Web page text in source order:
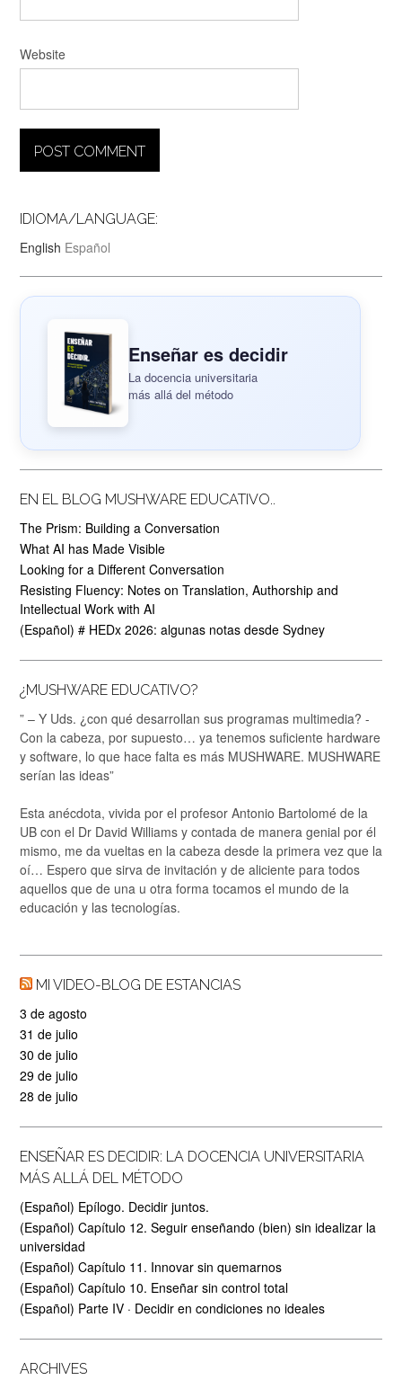
Website
IDIOMA/LANGUAGE:
English Español
Enseñar es decidir
La docencia universitaria
más allá del método
EN EL BLOG MUSHWARE EDUCATIVO..
The Prism: Building a Conversation
What AI has Made Visible
Looking for a Different Conversation
Resisting Fluency: Notes on Translation, Authorship and
Intellectual Work with AI
(Español) # HEDx 2026: algunas notas desde Sydney
¿MUSHWARE EDUCATIVO?
” – Y Uds. ¿con qué desarrollan sus programas multimedia? -
Con la cabeza, por supuesto… ya tenemos suficiente hardware
y software, lo que hace falta es más MUSHWARE. MUSHWARE
serían las ideas”
Esta anécdota, vivida por el profesor Antonio Bartolomé de la
UB con el Dr David Williams y contada de manera genial por él
mismo, me da vueltas en la cabeza desde la primera vez que la
oí… Espero que sirva de invitación y de aliciente para todos
aquellos que de una u otra forma tocamos el mundo de la
educación y las tecnologías.
MI VIDEO-BLOG DE ESTANCIAS
3 de agosto
31 de julio
30 de julio
29 de julio
28 de julio
ENSEÑAR ES DECIDIR: LA DOCENCIA UNIVERSITARIA
MÁS ALLÁ DEL MÉTODO
(Español) Epílogo. Decidir juntos.
(Español) Capítulo 12. Seguir enseñando (bien) sin idealizar la
universidad
(Español) Capítulo 11. Innovar sin quemarnos
(Español) Capítulo 10. Enseñar sin control total
(Español) Parte IV · Decidir en condiciones no ideales
ARCHIVES